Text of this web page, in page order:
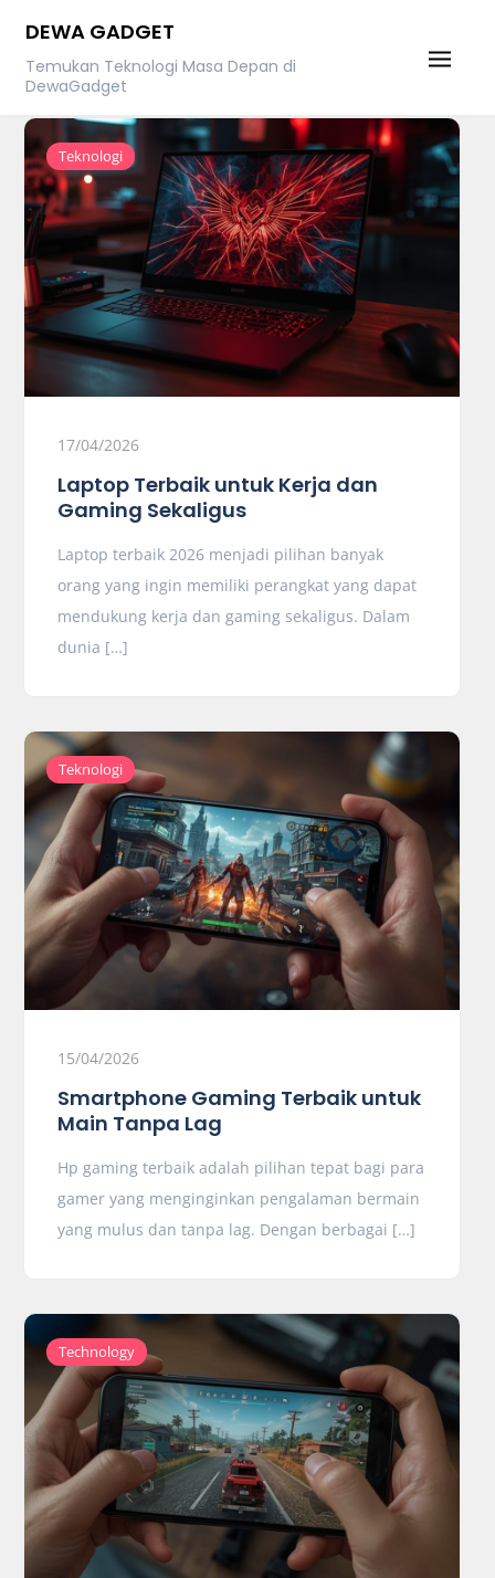
content
DEWA GADGET
Temukan Teknologi Masa Depan di
DewaGadget
Teknologi
17/04/2026
Laptop Terbaik untuk Kerja dan
Gaming Sekaligus
Laptop terbaik 2026 menjadi pilihan banyak
orang yang ingin memiliki perangkat yang dapat
mendukung kerja dan gaming sekaligus. Dalam
dunia […]
Teknologi
15/04/2026
Smartphone Gaming Terbaik untuk
Main Tanpa Lag
Hp gaming terbaik adalah pilihan tepat bagi para
gamer yang menginginkan pengalaman bermain
yang mulus dan tanpa lag. Dengan berbagai […]
Technology